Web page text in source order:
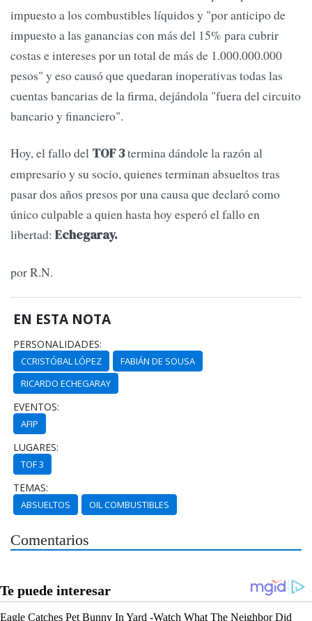
impuesto a los combustibles líquidos y "por anticipo de
impuesto a las ganancias con más del 15% para cubrir
costas e intereses por un total de más de 1.000.000.000
pesos" y eso causó que quedaran inoperativas todas las
cuentas bancarias de la firma, dejándola "fuera del circuito
bancario y financiero".
Hoy, el fallo del TOF 3termina dándole la razón al
empresario y su socio, quienes terminan absueltos tras
pasar dos años presos por una causa que declaró como
único culpable a quien hasta hoy esperó el fallo en
libertad: Echegaray.
por R.N.
EN ESTA NOTA
PERSONALIDADES:
CCRISTÓBAL LÓPEZ
FABIÁN DE SOUSA
RICARDO ECHEGARAY
EVENTOS:
AFIP
LUGARES:
TOF 3
TEMAS:
ABSUELTOS OIL COMBUSTIBLES
Comentarios